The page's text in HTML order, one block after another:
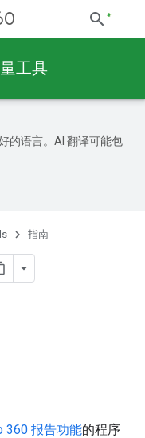
工具
的语言。AI 翻译可能包
指南
360 报告功能的程序